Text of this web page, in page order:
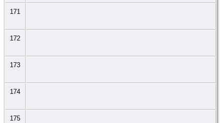
171
172
173
174
175